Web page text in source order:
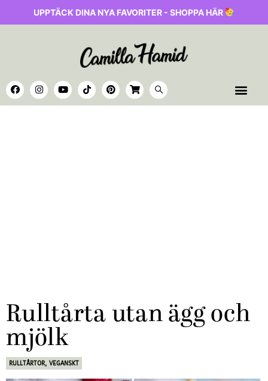
UPPTÄCK DINA NYA FAVORITER - SHOPPA HÄR
Rulltårta utan ägg och
mjölk
RULLTÅRTOR, VEGANSKT